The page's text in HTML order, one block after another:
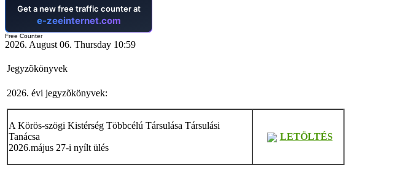
Free Counter
2026. August 06. Thursday 10:59
Jegyzõkönyvek
2026. évi jegyzõkönyvek:
A Körös-szögi Kistérség Többcélú Társulása Társulási
Tanácsa
2026.május 27-i nyílt ülés
LETÖLTÉS